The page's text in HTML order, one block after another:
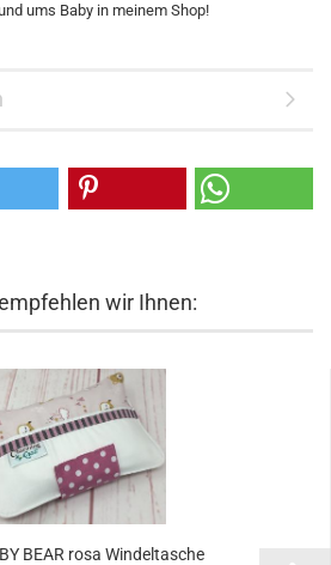
ums Baby in meinem Shop!
wir Ihnen:
BEAR rosa Windeltasche